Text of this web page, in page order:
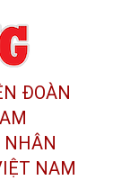
ĐOÀN
NHÂN
NAM